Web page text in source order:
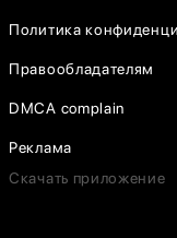
Политика
Правообладателям
DMCA complain
Реклама
Скачать приложение